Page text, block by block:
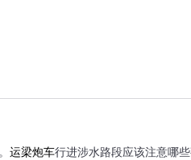
运梁炮车行进涉水路段应该注意哪